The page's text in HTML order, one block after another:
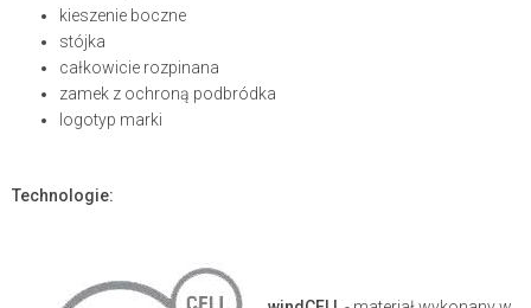
kieszenie boczne
stójka
całkowicie rozpinana
zamek z ochroną podbródka
logotyp marki
Technologie: